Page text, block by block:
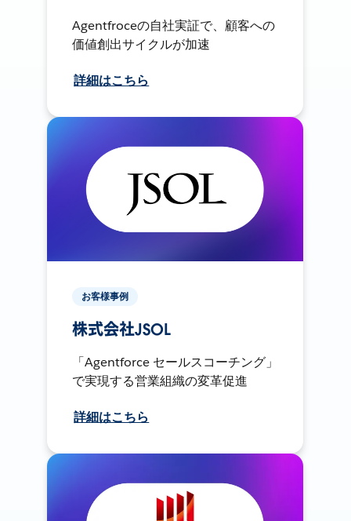
Agentfroceの自社実証で、顧客への
価値創出サイクルが加速
詳細はこちら
お客様事例
株式会社JSOL
「Agentforce セールスコーチング」
で実現する営業組織の変革促進
詳細はこちら